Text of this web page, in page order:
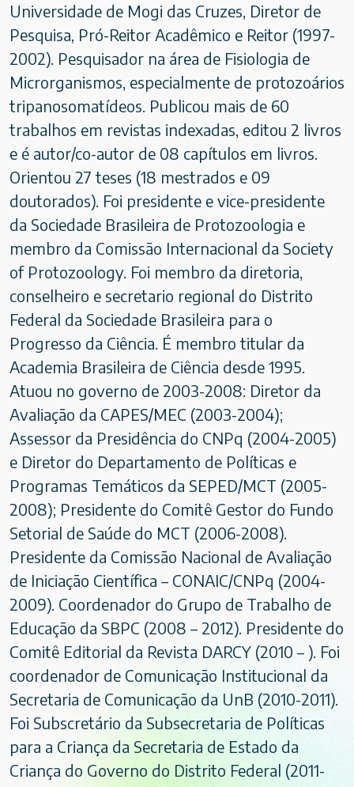
Universidade de Mogi das Cruzes, Diretor de
Pesquisa, Pró-Reitor Acadêmico e Reitor (1997-
2002). Pesquisador na área de Fisiologia de
Microrganismos, especialmente de protozoários
tripanosomatídeos. Publicou mais de 60
trabalhos em revistas indexadas, editou 2 livros
e é autor/co-autor de 08 capítulos em livros.
Orientou 27 teses (18 mestrados e 09
doutorados). Foi presidente e vice-presidente
da Sociedade Brasileira de Protozoologia e
membro da Comissão Internacional da Society
of Protozoology. Foi membro da diretoria,
conselheiro e secretario regional do Distrito
Federal da Sociedade Brasileira para o
Progresso da Ciência. É membro titular da
Academia Brasileira de Ciência desde 1995.
Atuou no governo de 2003-2008: Diretor da
Avaliação da CAPES/MEC (2003-2004);
Assessor da Presidência do CNPq (2004-2005)
e Diretor do Departamento de Políticas e
Programas Temáticos da SEPED/MCT (2005-
2008); Presidente do Comitê Gestor do Fundo
Setorial de Saúde do MCT (2006-2008).
Presidente da Comissão Nacional de Avaliação
de Iniciação Científica – CONAIC/CNPq (2004-
2009). Coordenador do Grupo de Trabalho de
Educação da SBPC (2008 – 2012). Presidente do
Comitê Editorial da Revista DARCY (2010 – ). Foi
coordenador de Comunicação Institucional da
Secretaria de Comunicação da UnB (2010-2011).
Foi Subscretário da Subsecretaria de Políticas
para a Criança da Secretaria de Estado da
Criança do Governo do Distrito Federal (2011-